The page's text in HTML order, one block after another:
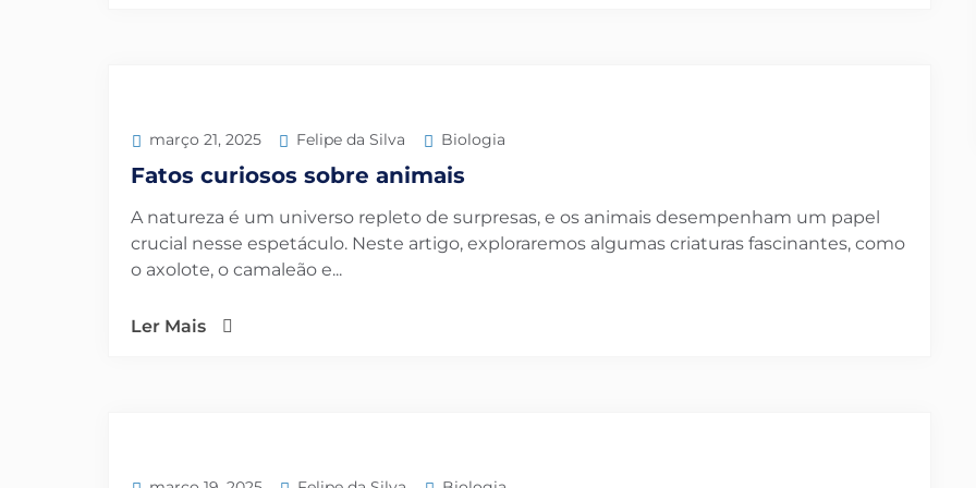
março 21, 2025 Felipe da Silva Biologia
Fatos curiosos sobre animais
A natureza é um universo repleto de surpresas, e os animais desempenham um papel
crucial nesse espetáculo. Neste artigo, exploraremos algumas criaturas fascinantes, como
o axolote, o camaleão e...
Ler Mais